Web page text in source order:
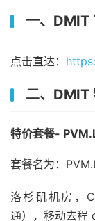
一、DMIT
点击直达：
二、DMIT
特价套餐-
套餐名为：
洛杉矶机房，
通），移动去程